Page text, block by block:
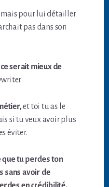
mais pour lui détailler
pas dans son
serait mieux de
et toi tu as le
si tu veux avoir plus
éviter.
que tu perdes ton
sans avoir de